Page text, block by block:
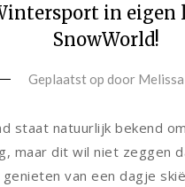
in eigen
SnowWorld!
Geplaatst op door Melissa
staat natuurlijk bekend
maar dit wil niet zeggen
van een dagje